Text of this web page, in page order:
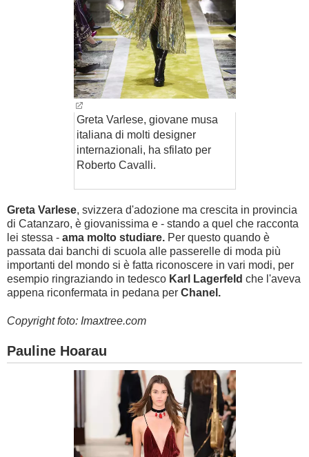
Greta Varlese, giovane musa
italiana di molti designer
internazionali, ha sfilato per
Roberto Cavalli.
Greta Varlese, svizzera d'adozione ma crescita in provincia
di Catanzaro, è giovanissima e - stando a quel che racconta
lei stessa - ama molto studiare. Per questo quando è
passata dai banchi di scuola alle passerelle di moda più
importanti del mondo si è fatta riconoscere in vari modi, per
esempio ringraziando in tedesco Karl Lagerfeld che l'aveva
appena riconfermata in pedana per Chanel.
Copyright foto: Imaxtree.com
Pauline Hoarau